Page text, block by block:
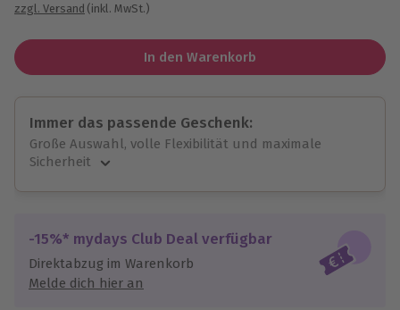
zzgl. Versand (inkl. MwSt.)
In den Warenkorb
Immer das passende Geschenk:
Große Auswahl, volle Flexibilität und maximale
Sicherheit
Jeder Gutschein für alle Erlebnisse einlösbar.
Maximale Sicherheit
3 Jahre gültig & verlängerbar.
-15%* mydays Club Deal verfügbar
Direktabzug im Warenkorb
Melde dich hier an